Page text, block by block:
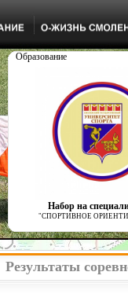
Образование
Набор на
"СПОРТИВНОЕ
Результаты